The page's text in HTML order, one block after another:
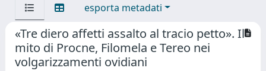
esporta metadati
«Tre diero affetti assalto al tracio petto». Il
mito di Procne, Filomela e Tereo nei
volgarizzamenti ovidiani